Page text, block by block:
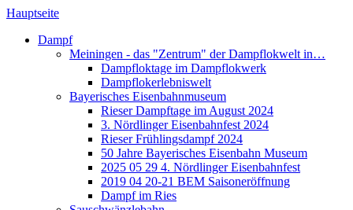
Hauptseite
Dampf
Meiningen - das "Zentrum" der Dampflokwelt in…
Dampfloktage im Dampflokwerk
Dampflokerlebniswelt
Bayerisches Eisenbahnmuseum
Rieser Dampftage im August 2024
3. Nördlinger Eisenbahnfest 2024
Rieser Frühlingsdampf 2024
50 Jahre Bayerisches Eisenbahn Museum
2025 05 29 4. Nördlinger Eisenbahnfest
2019 04 20-21 BEM Saisoneröffnung
Dampf im Ries